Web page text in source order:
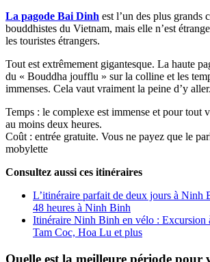
La pagode Bai Dinh est l’un des plus grands
bouddhistes du Vietnam, mais elle n’est
les touristes étrangers.
Tout est extrêmement gigantesque. La haute
du « Bouddha joufflu » sur la colline et les
immenses. Cela vaut vraiment la peine d’y aller.
Temps : le complexe est immense et pour tout
au moins deux heures.
Coût : entrée gratuite. Vous ne payez que le
mobylette
Consultez aussi ces itinéraires
L’itinéraire parfait de deux jours à Ninh
48 heures à Ninh Binh
Itinéraire Ninh Binh en vélo : Excursion
Tam Coc, Hoa Lu et plus
Quelle est la meilleure période pour